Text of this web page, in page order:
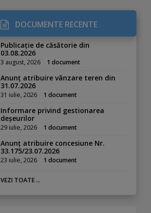
DOCUMENTE RECENTE
Publicație de căsătorie din
03.08.2026
3 august, 2026 1 document
Anunț atribuire vânzare teren din
31.07.2026
31 iulie, 2026 1 document
Informare privind gestionarea
deșeurilor
29 iulie, 2026 1 document
Anunț atribuire concesiune Nr.
33.175/23.07.2026
23 iulie, 2026 1 document
VEZI TOATE ...